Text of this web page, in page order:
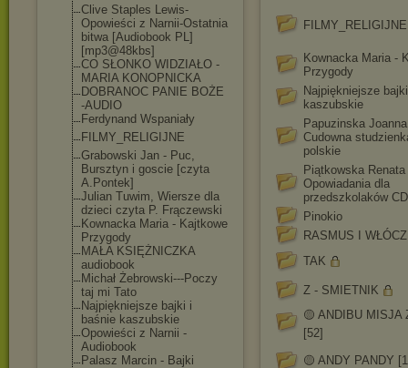
Clive Staples Lewis-
Opowieści z Narnii-Ostatnia
bitwa [Audiobook PL]
[mp3@48kbs]
CO SŁONKO WIDZIAŁO -
MARIA KONOPNICKA
DOBRANOC PANIE BOŻE
-AUDIO
Ferdynand Wspaniały
FILMY_RELIGIJNE
Grabowski Jan - Puc,
Bursztyn i goscie [czyta
A.Pontek]
Julian Tuwim, Wiersze dla
dzieci czyta P. Frączewski
Kownacka Maria - Kajtkowe
Przygody
MAŁA KSIĘŻNICZKA
audiobook
Michał Żebrowski---Poczy
taj mi Tato
Najpiękniejsze bajki i
baśnie kaszubskie
Opowieści z Narnii -
Audiobook
Palasz Marcin - Bajki
FILMY_RELIGIJNE
Kownacka Maria -
Przygody
Najpiękniejsze
kaszubskie
Papuzinska
Cudowna
polskie
Piątkowska Renata
Opowiadania dla
przedszkolaków
Pinokio
RASMUS I
TAK
Z - SMIETNIK
🟡 ANDIBU MISJA
[52]
🟡 ANDY PANDY